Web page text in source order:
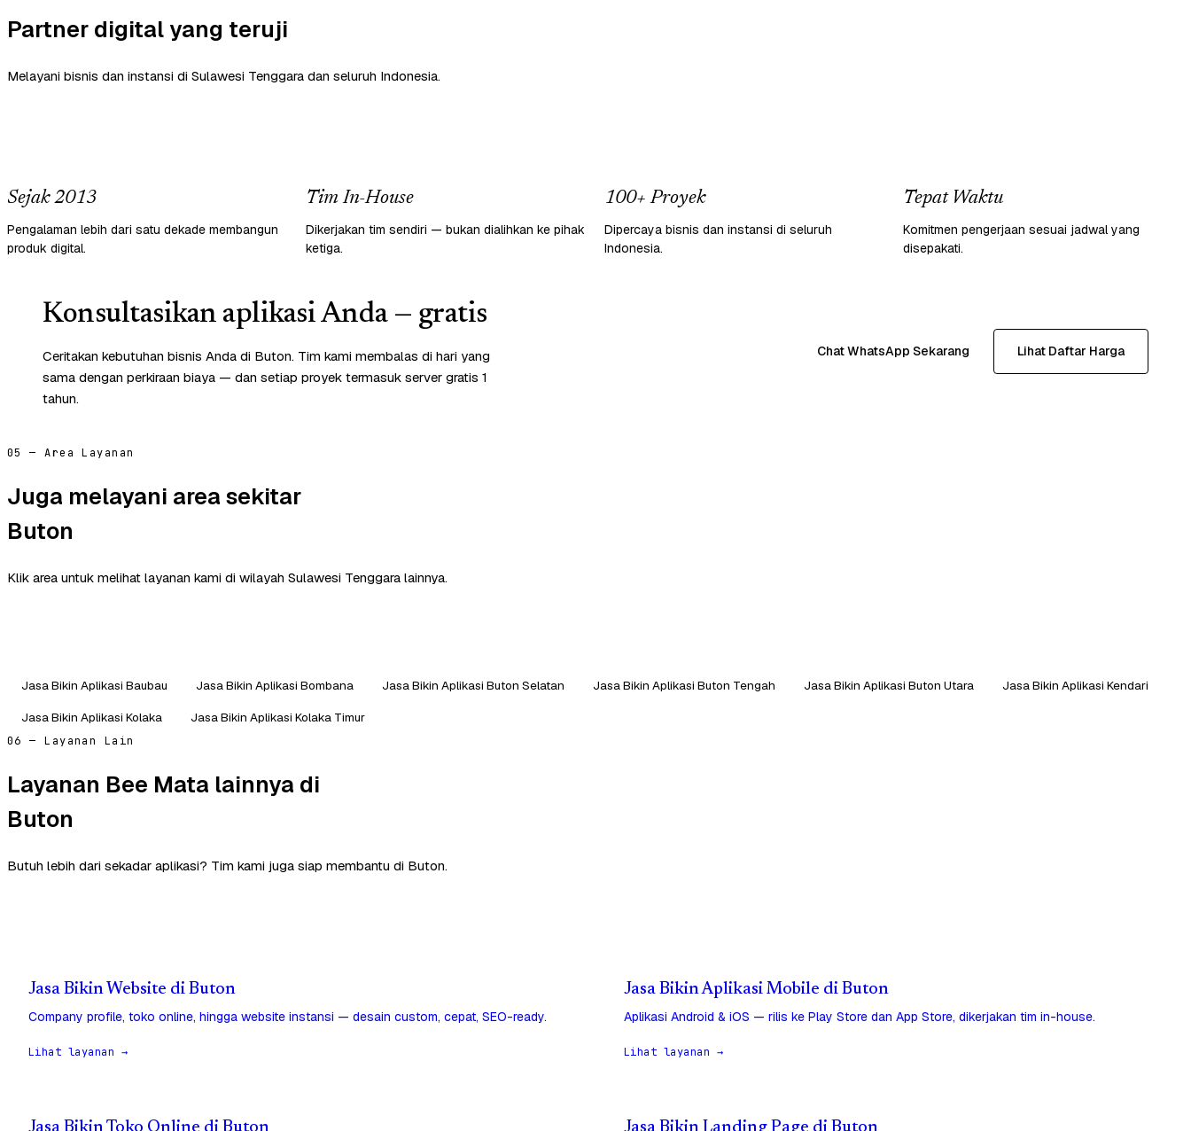
Partner digital yang teruji
Melayani bisnis dan instansi di Sulawesi Tenggara dan seluruh Indonesia.
Sejak 2013
Pengalaman lebih dari satu dekade membangun
produk digital.
Tim In-House
Dikerjakan tim sendiri — bukan dialihkan ke pihak
ketiga.
100+ Proyek
Dipercaya bisnis dan instansi di seluruh
Indonesia.
Tepat Waktu
Komitmen pengerjaan sesuai jadwal yang
disepakati.
Konsultasikan aplikasi Anda — gratis
Ceritakan kebutuhan bisnis Anda di Buton. Tim kami membalas di hari yang
sama dengan perkiraan biaya — dan setiap proyek termasuk server gratis 1
tahun.
Chat WhatsApp Sekarang Lihat Daftar Harga
05 — Area Layanan
Juga melayani area sekitar
Buton
Klik area untuk melihat layanan kami di wilayah Sulawesi Tenggara lainnya.
Jasa Bikin Aplikasi Baubau Jasa Bikin Aplikasi Bombana Jasa Bikin Aplikasi Buton Selatan Jasa Bikin Aplikasi Buton Tengah Jasa Bikin Aplikasi Buton Utara
Jasa Bikin Aplikasi Kendari
Jasa Bikin Aplikasi Kolaka
Jasa Bikin Aplikasi Kolaka Timur
06 — Layanan Lain
Layanan Bee Mata lainnya di
Buton
Butuh lebih dari sekadar aplikasi? Tim kami juga siap membantu di Buton.
Jasa Bikin Website di Buton
Company profile, toko online, hingga website instansi — desain custom, cepat, SEO-ready.
Lihat layanan →
Jasa Bikin Aplikasi Mobile di Buton
Aplikasi Android & iOS — rilis ke Play Store dan App Store, dikerjakan tim in-house.
Lihat layanan →